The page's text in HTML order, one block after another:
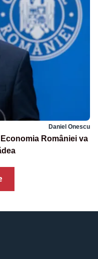
Daniel Onescu
României va